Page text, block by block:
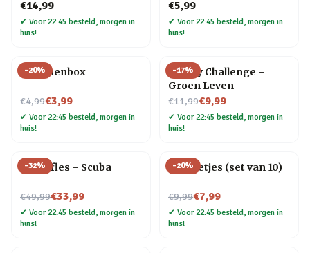
3)
€14,99
✔ Voor 22:45 besteld, morgen in
huis!
€5,99
✔ Voor 22:45 besteld, morgen in
huis!
-20%
Bananenbox
€4,99
Nu voor€3,99
✔ Voor 22:45 besteld, morgen in
huis!
-17%
30 Day Challenge –
Groen Leven
€11,99
Nu voor€9,99
✔ Voor 22:45 besteld, morgen in
huis!
-32%
Waterfles – Scuba
€49,99
Nu voor€33,99
✔ Voor 22:45 besteld, morgen in
huis!
-20%
RVS rietjes (set van 10)
€9,99
Nu voor€7,99
✔ Voor 22:45 besteld, morgen in
huis!